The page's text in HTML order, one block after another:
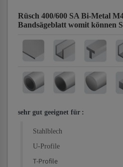
Rüsch 400/600 SA Bi-Metal
Bandsägeblatt womit können
sehr gut geeignet für :
Stahlblech
U-Profile
T-Profile